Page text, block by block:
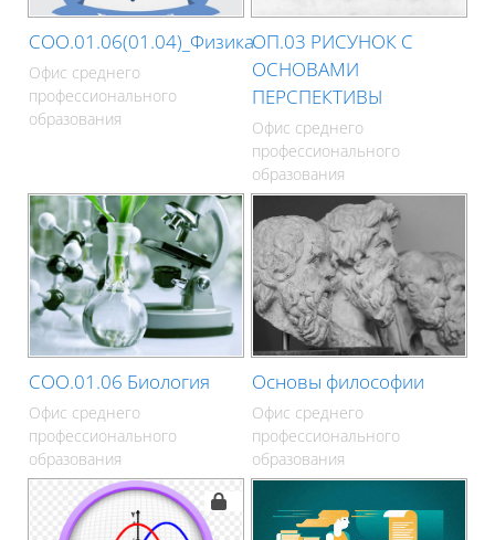
СОО.01.06(01.04)_Физика
Офис среднего
профессионального
образования
ОП.03 РИСУНОК С
ОСНОВАМИ
ПЕРСПЕКТИВЫ
Офис среднего
профессионального
образования
СОО.01.06 Биология
Офис среднего
профессионального
образования
Основы философии
Офис среднего
профессионального
образования